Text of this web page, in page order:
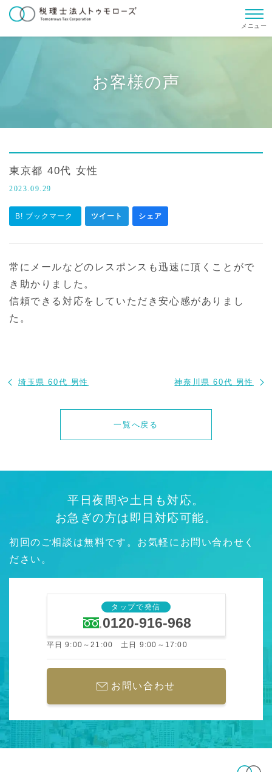
メニュー
お客様の声
東京都 40代 女性
2023.09.29
B! ブックマーク ツイート シェア
常にメールなどのレスポンスも迅速に頂くことがで
き助かりました。
信頼できる対応をしていただき安心感がありまし
た。
埼玉県 60代 男性
一覧へ戻る
神奈川県 60代 男性
平日夜間や土日も対応。
お急ぎの方は即日対応可能。
初回のご相談は無料です。お気軽にお問い合わせく
ださい。
タップで発信
0120-916-968
平日 9:00～21:00 土日 9:00～17:00
お問い合わせ